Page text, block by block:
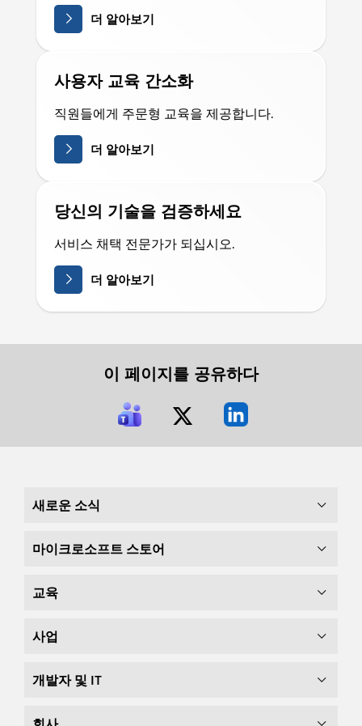
더 알아보기
사용자 교육 간소화
직원들에게 주문형 교육을 제공합니다.
더 알아보기
당신의 기술을 검증하세요
서비스 채택 전문가가 되십시오.
더 알아보기
이 페이지를 공유하다
새로운 소식
마이크로소프트 스토어
교육
사업
개발자 및 IT